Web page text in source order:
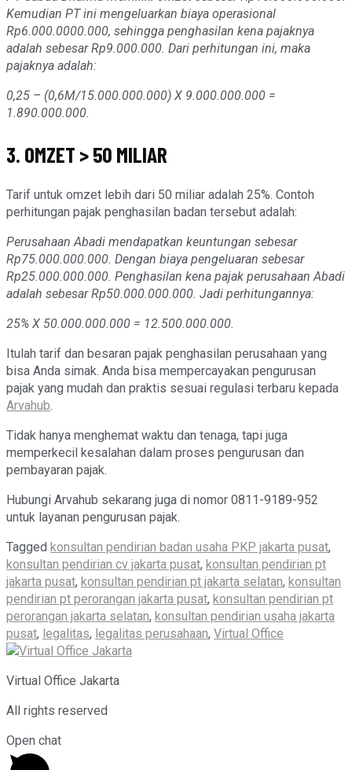
Kemudian PT ini mengeluarkan biaya operasional
Rp6.000.0000.000, sehingga penghasilan kena pajaknya
adalah sebesar Rp9.000.000. Dari perhitungan ini, maka
pajaknya adalah:
0,25 – (0,6M/15.000.000.000) X 9.000.000.000 =
1.890.000.000.
3. OMZET > 50 MILIAR
Tarif untuk omzet lebih dari 50 miliar adalah 25%. Contoh
perhitungan pajak penghasilan badan tersebut adalah:
Perusahaan Abadi mendapatkan keuntungan sebesar
Rp75.000.000.000. Dengan biaya pengeluaran sebesar
Rp25.000.000.000. Penghasilan kena pajak perusahaan Abadi
adalah sebesar Rp50.000.000.000. Jadi perhitungannya:
25% X 50.000.000.000 = 12.500.000.000.
Itulah tarif dan besaran pajak penghasilan perusahaan yang
bisa Anda simak. Anda bisa mempercayakan pengurusan
pajak yang mudah dan praktis sesuai regulasi terbaru kepada
Arvahub.
Tidak hanya menghemat waktu dan tenaga, tapi juga
memperkecil kesalahan dalam proses pengurusan dan
pembayaran pajak.
Hubungi Arvahub sekarang juga di nomor 0811-9189-952
untuk layanan pengurusan pajak.
Tagged konsultan pendirian badan usaha PKP jakarta pusat,
konsultan pendirian cv jakarta pusat, konsultan pendirian pt
jakarta pusat, konsultan pendirian pt jakarta selatan, konsultan
pendirian pt perorangan jakarta pusat, konsultan pendirian pt
perorangan jakarta selatan, konsultan pendirian usaha jakarta
pusat, legalitas, legalitas perusahaan, Virtual Office
Virtual Office Jakarta
All rights reserved
Open chat